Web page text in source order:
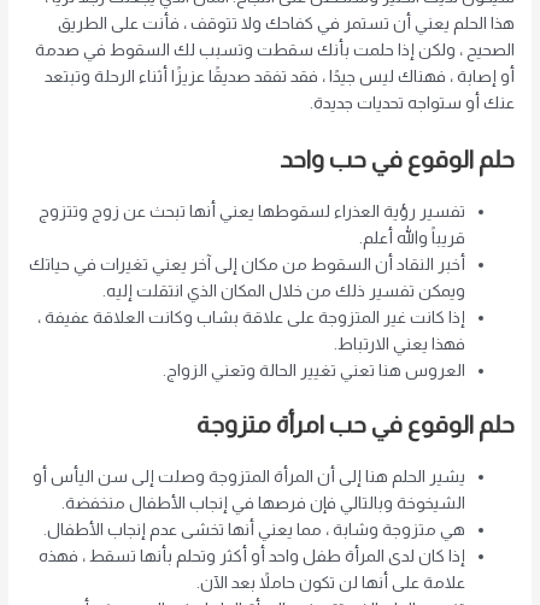
هذا الحلم يعني أن تستمر في كفاحك ولا تتوقف ، فأنت على الطريق
الصحيح ، ولكن إذا حلمت بأنك سقطت وتسبب لك السقوط في صدمة
أو إصابة ، فهناك ليس جيدًا ، فقد تفقد صديقًا عزيزًا أثناء الرحلة وتبتعد
عنك أو ستواجه تحديات جديدة.
حلم الوقوع في حب واحد
تفسير رؤية العذراء لسقوطها يعني أنها تبحث عن زوج وتتزوج
قريباً والله أعلم.
أخبر النقاد أن السقوط من مكان إلى آخر يعني تغيرات في حياتك
ويمكن تفسير ذلك من خلال المكان الذي انتقلت إليه.
إذا كانت غير المتزوجة على علاقة بشاب وكانت العلاقة عفيفة ،
فهذا يعني الارتباط.
العروس هنا تعني تغيير الحالة وتعني الزواج.
حلم الوقوع في حب امرأة متزوجة
يشير الحلم هنا إلى أن المرأة المتزوجة وصلت إلى سن اليأس أو
الشيخوخة وبالتالي فإن فرصها في إنجاب الأطفال منخفضة.
هي متزوجة وشابة ، مما يعني أنها تخشى عدم إنجاب الأطفال.
إذا كان لدى المرأة طفل واحد أو أكثر وتحلم بأنها تسقط ، فهذه
علامة على أنها لن تكون حاملاً بعد الآن.